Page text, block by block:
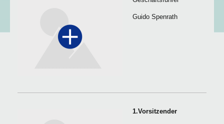
Guido Spenrath
1.Vorsitzender